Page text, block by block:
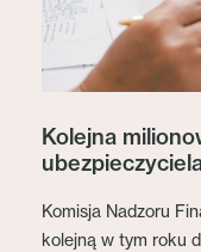
Kolejna
Komisja Nadzoru
kolejną w tym roku